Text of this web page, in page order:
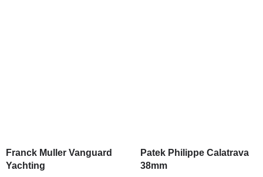
Franck Muller Vanguard
Yachting
Patek Philippe Calatrava
38mm